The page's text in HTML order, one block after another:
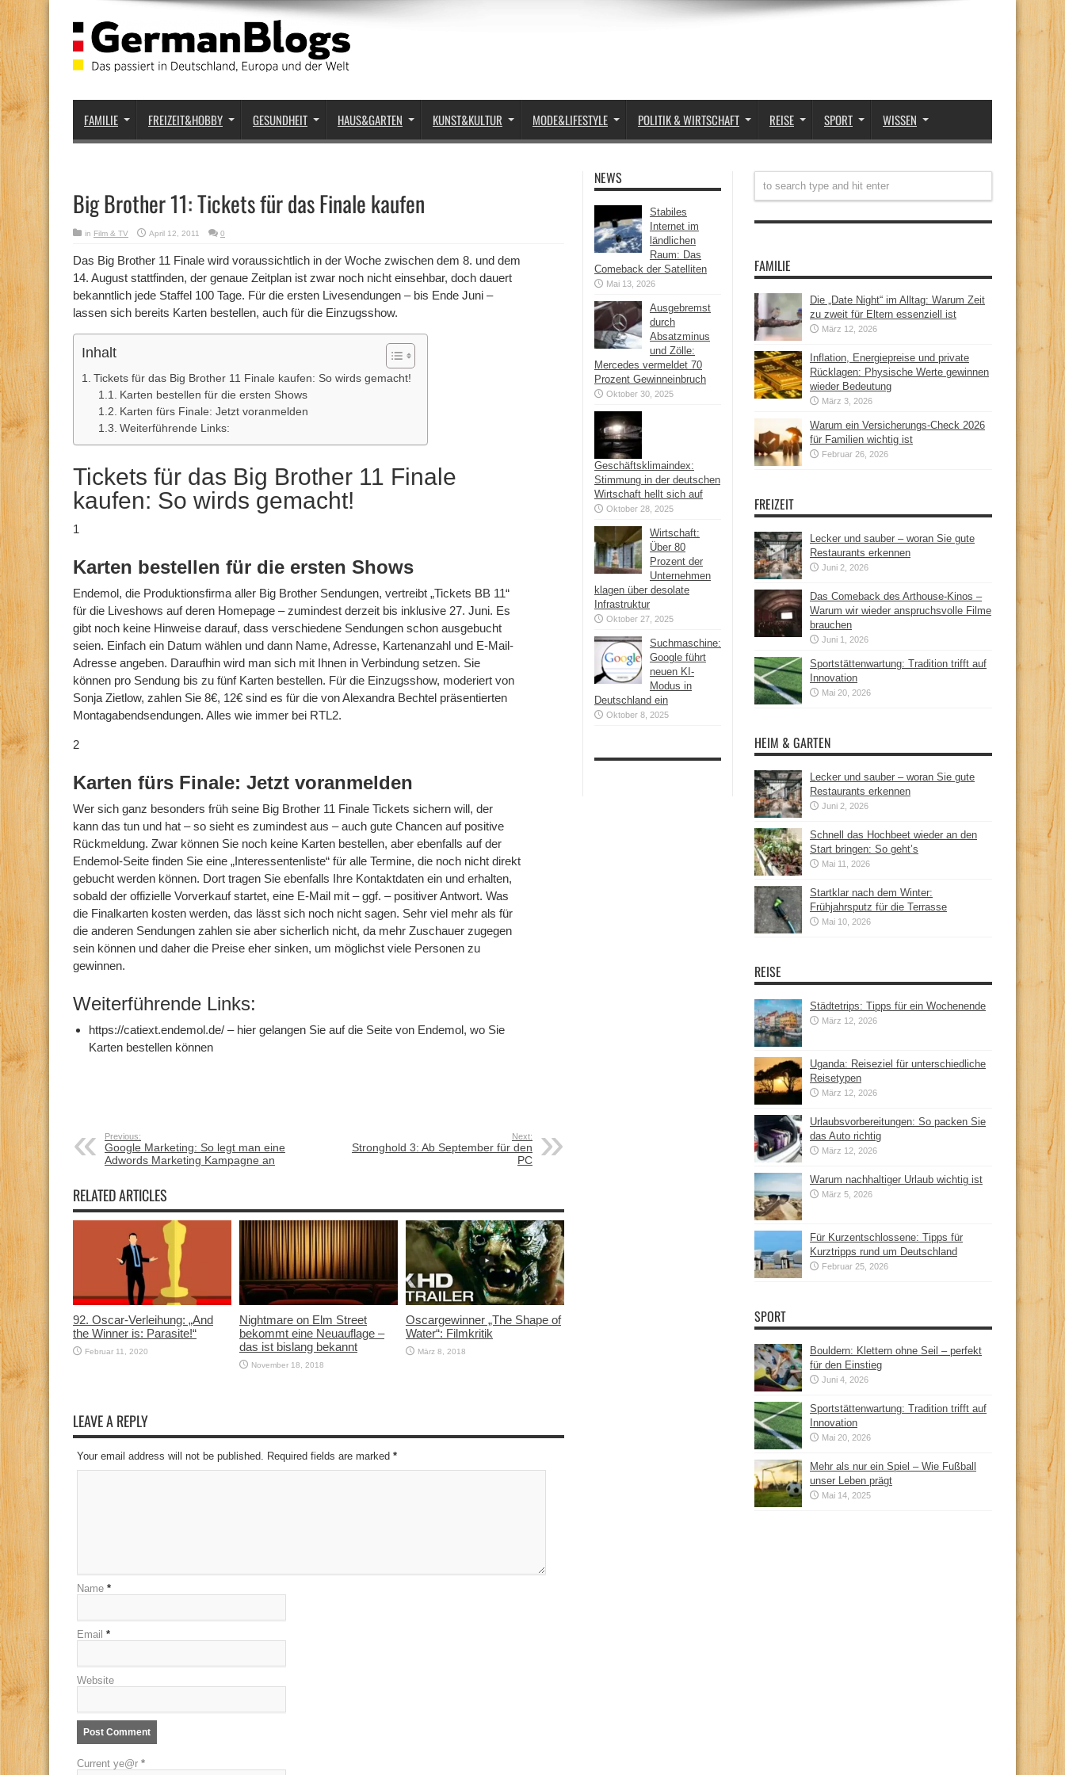
FAMILIE FREIZEIT&HOBBY GESUNDHEIT HAUS&GARTEN KUNST&KULTUR MODE&LIFESTYLE POLITIK & WIRTSCHAFT REISE SPORT WISSEN
Big Brother 11: Tickets für das Finale kaufen
in Film & TV April 12, 2011 0
Das Big Brother 11 Finale wird voraussichtlich in der Woche zwischen dem 8. und dem
14. August stattfinden, der genaue Zeitplan ist zwar noch nicht einsehbar, doch dauert
bekanntlich jede Staffel 100 Tage. Für die ersten Livesendungen – bis Ende Juni –
lassen sich bereits Karten bestellen, auch für die Einzugsshow.
Inhalt
Tickets für das Big Brother 11 Finale kaufen: So wirds gemacht!
Karten bestellen für die ersten Shows
Karten fürs Finale: Jetzt voranmelden
Weiterführende Links:
Tickets für das Big Brother 11 Finale
kaufen: So wirds gemacht!
1
Karten bestellen für die ersten Shows
Endemol, die Produktionsfirma aller Big Brother Sendungen, vertreibt „Tickets BB 11“
für die Liveshows auf deren Homepage – zumindest derzeit bis inklusive 27. Juni. Es
gibt noch keine Hinweise darauf, dass verschiedene Sendungen schon ausgebucht
seien. Einfach ein Datum wählen und dann Name, Adresse, Kartenanzahl und E-Mail-
Adresse angeben. Daraufhin wird man sich mit Ihnen in Verbindung setzen. Sie
können pro Sendung bis zu fünf Karten bestellen. Für die Einzugsshow, moderiert von
Sonja Zietlow, zahlen Sie 8€, 12€ sind es für die von Alexandra Bechtel präsentierten
Montagabendsendungen. Alles wie immer bei RTL2.
2
Karten fürs Finale: Jetzt voranmelden
Wer sich ganz besonders früh seine Big Brother 11 Finale Tickets sichern will, der
kann das tun und hat – so sieht es zumindest aus – auch gute Chancen auf positive
Rückmeldung. Zwar können Sie noch keine Karten bestellen, aber ebenfalls auf der
Endemol-Seite finden Sie eine „Interessentenliste“ für alle Termine, die noch nicht direkt
gebucht werden können. Dort tragen Sie ebenfalls Ihre Kontaktdaten ein und erhalten,
sobald der offizielle Vorverkauf startet, eine E-Mail mit – ggf. – positiver Antwort. Was
die Finalkarten kosten werden, das lässt sich noch nicht sagen. Sehr viel mehr als für
die anderen Sendungen zahlen sie aber sicherlich nicht, da mehr Zuschauer zugegen
sein können und daher die Preise eher sinken, um möglichst viele Personen zu
gewinnen.
Weiterführende Links:
https://catiext.endemol.de/ – hier gelangen Sie auf die Seite von Endemol, wo Sie
Karten bestellen können
Previous:
Google Marketing: So legt man eine
Adwords Marketing Kampagne an
Next:
Stronghold 3: Ab September für den
PC
RELATED ARTICLES
92. Oscar-Verleihung: „And
the Winner is: Parasite!“
Februar 11, 2020
Nightmare on Elm Street
bekommt eine Neuauflage –
das ist bislang bekannt
November 18, 2018
Oscargewinner „The Shape of
Water“: Filmkritik
März 8, 2018
LEAVE A REPLY
Your email address will not be published. Required fields are marked *
Name *
Email *
Website
Current ye@r *
NEWS
Stabiles
Internet im
ländlichen
Raum: Das
Comeback der Satelliten
Mai 13, 2026
Ausgebremst
durch
Absatzminus
und Zölle:
Mercedes vermeldet 70
Prozent Gewinneinbruch
Oktober 30, 2025
Geschäftsklimaindex:
Stimmung in der deutschen
Wirtschaft hellt sich auf
Oktober 28, 2025
Wirtschaft:
Über 80
Prozent der
Unternehmen
klagen über desolate
Infrastruktur
Oktober 27, 2025
Suchmaschine:
Google führt
neuen KI-
Modus in
Deutschland ein
Oktober 8, 2025
FAMILIE
Die „Date Night“ im Alltag: Warum Zeit
zu zweit für Eltern essenziell ist
März 12, 2026
Inflation, Energiepreise und private
Rücklagen: Physische Werte gewinnen
wieder Bedeutung
März 3, 2026
Warum ein Versicherungs-Check 2026
für Familien wichtig ist
Februar 26, 2026
FREIZEIT
Lecker und sauber – woran Sie gute
Restaurants erkennen
Juni 2, 2026
Das Comeback des Arthouse-Kinos –
Warum wir wieder anspruchsvolle Filme
brauchen
Juni 1, 2026
Sportstättenwartung: Tradition trifft auf
Innovation
Mai 20, 2026
HEIM & GARTEN
Lecker und sauber – woran Sie gute
Restaurants erkennen
Juni 2, 2026
Schnell das Hochbeet wieder an den
Start bringen: So geht’s
Mai 11, 2026
Startklar nach dem Winter:
Frühjahrsputz für die Terrasse
Mai 10, 2026
REISE
Städtetrips: Tipps für ein Wochenende
März 12, 2026
Uganda: Reiseziel für unterschiedliche
Reisetypen
März 12, 2026
Urlaubsvorbereitungen: So packen Sie
das Auto richtig
März 12, 2026
Warum nachhaltiger Urlaub wichtig ist
März 5, 2026
Für Kurzentschlossene: Tipps für
Kurztripps rund um Deutschland
Februar 25, 2026
SPORT
Bouldern: Klettern ohne Seil – perfekt
für den Einstieg
Juni 4, 2026
Sportstättenwartung: Tradition trifft auf
Innovation
Mai 20, 2026
Mehr als nur ein Spiel – Wie Fußball
unser Leben prägt
Mai 14, 2025